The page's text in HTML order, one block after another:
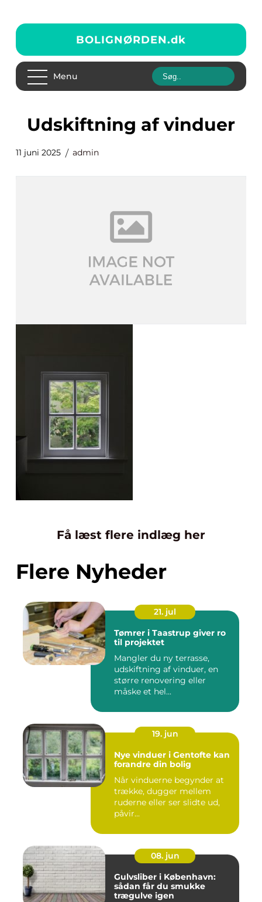
BOLIGNØRDEN.dk
Menu
udskiftning af vinduer
11 juni 2025 admin
Få læst flere indlæg her
Flere Nyheder
21. jul
Tømrer i Taastrup giver ro
til projektet
Mangler du ny terrasse,
udskiftning af vinduer, en
større renovering eller
måske et hel...
19. jun
Nye vinduer i Gentofte kan
forandre din bolig
Når vinduerne begynder at
trække, dugger mellem
ruderne eller ser slidte ud,
påvir...
08. jun
Gulvsliber i København:
sådan får du smukke
trægulve igen